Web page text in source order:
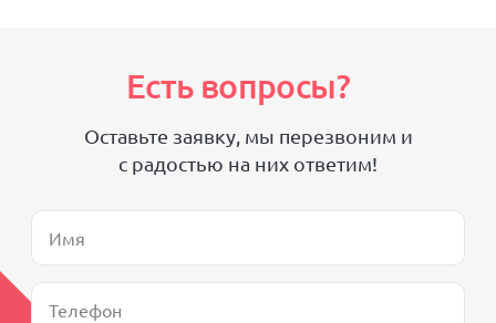
Есть вопросы?
Оставьте заявку, мы перезвоним и
с радостью на них ответим!